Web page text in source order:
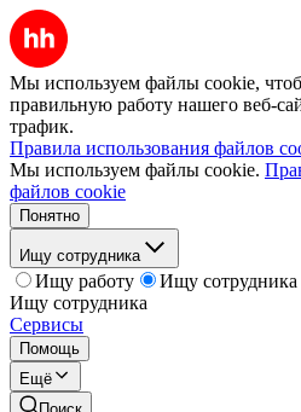
Мы используем файлы cookie,
правильную работу нашего веб-
трафик.
Правила использования файлов
Мы используем файлы cookie.
файлов cookie
Понятно
Ищу сотрудника
Ищу работу
Ищу сотрудника
Ищу сотрудника
Сервисы
Помощь
Ещё